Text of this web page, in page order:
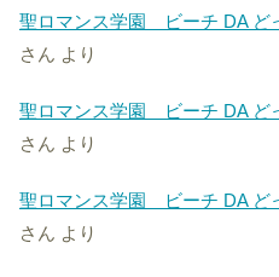
聖ロマンス学園 ビーチ DA ど
さん より
聖ロマンス学園 ビーチ DA ど
さん より
聖ロマンス学園 ビーチ DA ど
さん より